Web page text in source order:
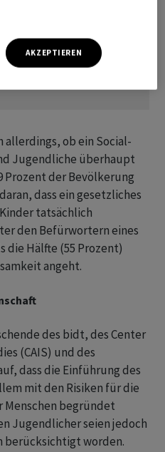
allerdings, ob ein Social-
Jugendliche überhaupt
Prozent der Bevölkerung
dass ein gesetzliches
tatsächlich
den Befürwortern eines
die Hälfte (55 Prozent)
angeht.
des bidt, des Center
(CAIS) und des
dass die Einführung des
mit den Risiken für die
Menschen begründet
Jugendlicher seien jedoch
berücksichtigt worden.
AKZEPTIEREN